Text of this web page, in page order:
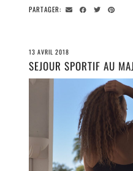
PARTAGER:
13 AVRIL 2018
SEJOUR SPORTIF AU